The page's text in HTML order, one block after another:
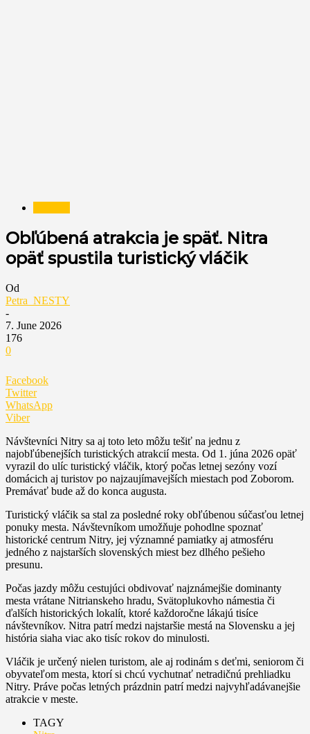
Obľúbená atrakcia je späť. Nitra
opäť spustila turistický vláčik
Od
Petra_NESTY
-
7. June 2026
176
0
Facebook
Twitter
WhatsApp
Viber
Návštevníci Nitry sa aj toto leto môžu tešiť na jednu z
najobľúbenejších turistických atrakcií mesta. Od 1. júna 2026 opäť
vyrazil do ulíc turistický vláčik, ktorý počas letnej sezóny vozí
domácich aj turistov po najzaujímavejších miestach pod Zoborom.
Premávať bude až do konca augusta.
Turistický vláčik sa stal za posledné roky obľúbenou súčasťou letnej
ponuky mesta. Návštevníkom umožňuje pohodlne spoznať
historické centrum Nitry, jej významné pamiatky aj atmosféru
jedného z najstarších slovenských miest bez dlhého pešieho
presunu.
Počas jazdy môžu cestujúci obdivovať najznámejšie dominanty
mesta vrátane Nitrianskeho hradu, Svätoplukovho námestia či
ďalších historických lokalít, ktoré každoročne lákajú tisíce
návštevníkov. Nitra patrí medzi najstaršie mestá na Slovensku a jej
história siaha viac ako tisíc rokov do minulosti.
Vláčik je určený nielen turistom, ale aj rodinám s deťmi, seniorom či
obyvateľom mesta, ktorí si chcú vychutnať netradičnú prehliadku
Nitry. Práve počas letných prázdnin patrí medzi najvyhľadávanejšie
atrakcie v meste.
TAGY